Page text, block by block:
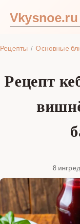
Vkysnoe.ru
Рецепты Основные
Рецепт
8